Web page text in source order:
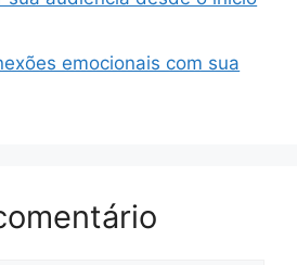
emocionais com sua